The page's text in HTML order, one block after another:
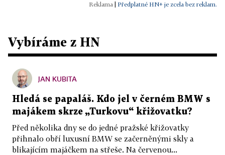
Předplatné HN+ je zcela bez reklam.
Vybíráme z HN
JAN KUBITA
Hledá se papaláš. Kdo jel v černém BMW s
majákem skrze „Turkovu“ křižovatku?
Před několika dny se do jedné pražské křižovatky
přihnalo obří luxusní BMW se začerněnými skly a
blikajícím majáčkem na střeše. Na červenou...